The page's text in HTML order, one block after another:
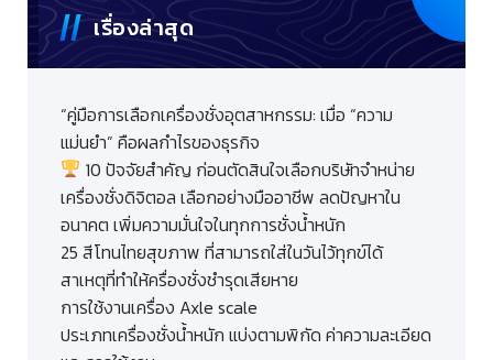
เรื่องล่าสุด
“คู่มือการเลือกเครื่องชั่งอุตสาหกรรม: เมื่อ “ความ
แม่นยำ” คือผลกำไรของธุรกิจ
10 ปัจจัยสำคัญ ก่อนตัดสินใจเลือกบริษัทจำหน่าย
เครื่องชั่งดิจิตอล เลือกอย่างมืออาชีพ ลดปัญหาใน
อนาคต เพิ่มความมั่นใจในทุกการชั่งน้ำหนัก
25 สีโทนไทยสุขภาพ ที่สามารถใส่ในวันไว้ทุกข์ได้
สาเหตุที่ทำให้ครื่องชั่งชำรุดเสียหาย
การใช้งานเครื่อง Axle scale
ประเภทเครื่องชั่งน้ำหนัก แบ่งตามพิกัด ค่าความละเอียด